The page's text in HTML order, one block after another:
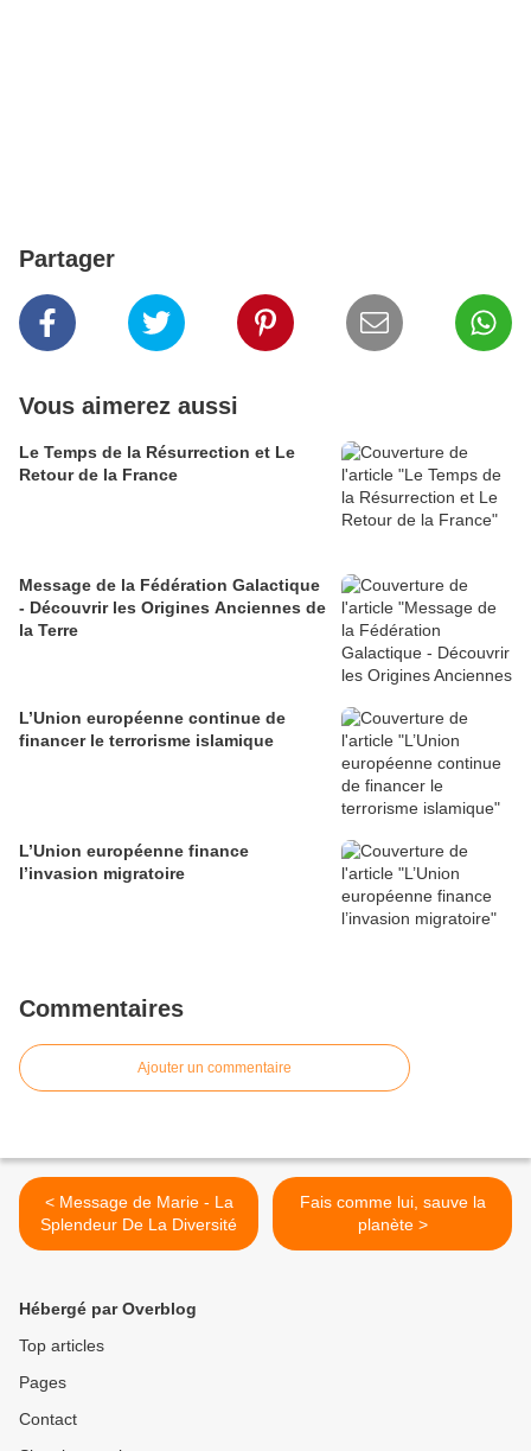
Partager
Vous aimerez aussi
Le Temps de la Résurrection et Le
Retour de la France
Message de la Fédération Galactique
- Découvrir les Origines Anciennes de
la Terre
L’Union européenne continue de
financer le terrorisme islamique
L’Union européenne finance
l’invasion migratoire
Commentaires
Ajouter un commentaire
< Message de Marie - La
Splendeur De La Diversité
Fais comme lui, sauve la
planète >
Hébergé par Overblog
Top articles
Pages
Contact